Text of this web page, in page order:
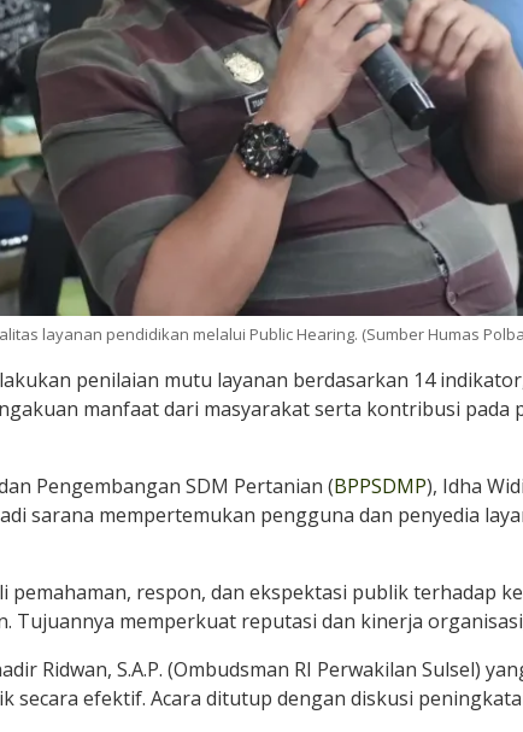
layanan pendidikan melalui Public Hearing. (Sumber Humas
penilaian mutu layanan berdasarkan 14
manfaat dari masyarakat serta kontribusi pada
Pengembangan SDM Pertanian (BPPSDMP), Idha
sarana mempertemukan pengguna dan penyedia
pemahaman, respon, dan ekspektasi publik terhadap
Tujuannya memperkuat reputasi dan kinerja
Ridwan, S.A.P. (Ombudsman RI Perwakilan Sulsel)
secara efektif. Acara ditutup dengan diskusi